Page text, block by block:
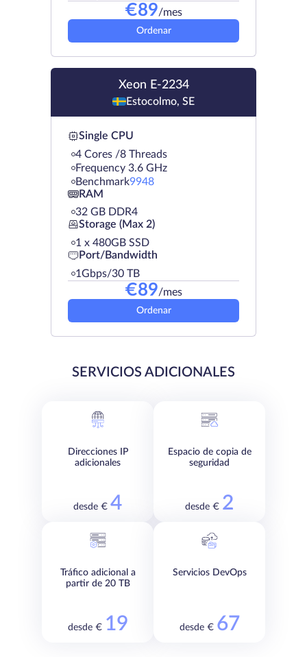
€89/mes
Ordenar
Xeon E-2234
Estocolmo, SE
Single CPU
4 Cores /8 Threads
Frequency 3.6 GHz
Benchmark9948
RAM
32 GB DDR4
Storage (Max 2)
1 х 480GB SSD
Port/Bandwidth
1Gbps/30 TB
€89/mes
Ordenar
SERVICIOS ADICIONALES
Direcciones IP
adicionales
desde € 4
Espacio de copia de
seguridad
desde € 2
Tráfico adicional a
partir de 20 TB
desde € 19
Servicios DevOps
desde € 67